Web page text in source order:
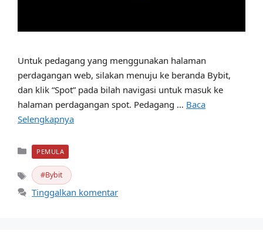
Untuk pedagang yang menggunakan halaman
perdagangan web, silakan menuju ke beranda Bybit,
dan klik “Spot” pada bilah navigasi untuk masuk ke
halaman perdagangan spot. Pedagang … Baca
Selengkapnya
Kategori
PEMULA
Tag Bybit
Tinggalkan komentar